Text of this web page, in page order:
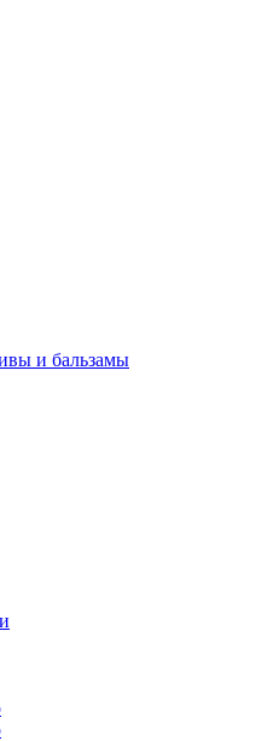
и бальзамы